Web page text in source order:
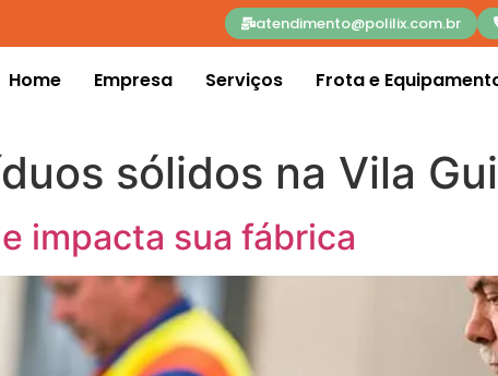
atendimento@polilix.com.br
Home Empresa Serviços Frota e
sólidos na Vila
impacta sua fábrica